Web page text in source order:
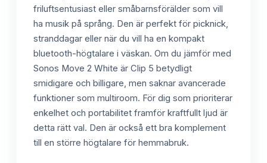
friluftsentusiast eller småbarnsförälder som vill
ha musik på språng. Den är perfekt för picknick,
stranddagar eller när du vill ha en kompakt
bluetooth-högtalare i väskan. Om du jämför med
Sonos Move 2 White är Clip 5 betydligt
smidigare och billigare, men saknar avancerade
funktioner som multiroom. För dig som prioriterar
enkelhet och portabilitet framför kraftfullt ljud är
detta rätt val. Den är också ett bra komplement
till en större högtalare för hemmabruk.